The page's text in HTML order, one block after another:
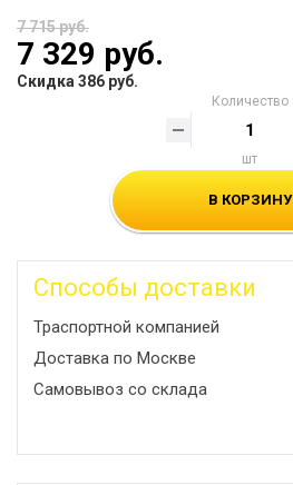
7 715 руб.
7 329 руб.
Скидка 386 руб.
Количество
шт
В КОРЗИНУ
Способы доставки
Траспортной компанией
Доставка по Москве
Самовывоз со склада